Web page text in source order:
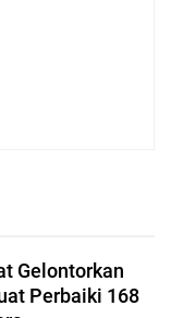
Gelontorkan
Perbaiki 168